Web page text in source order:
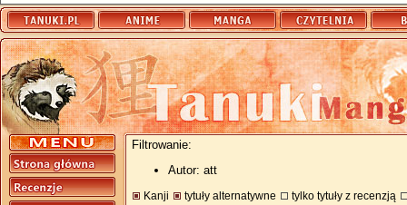
Filtrowanie:
Autor: att
Kanji tytuły alternatywne tylko tytuły z recenzją